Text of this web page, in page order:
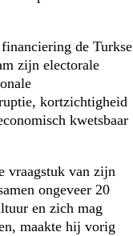
​​de Turkse
zijn electorale
kortzichtigheid
kwetsbaar
vraagstuk van zijn
ongeveer 20
en zich mag
maakte hij vorig